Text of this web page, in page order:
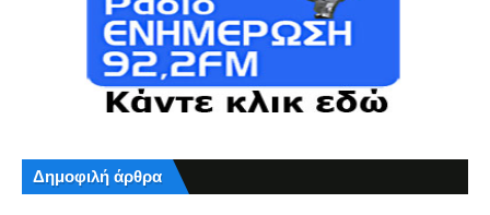
Δημοφιλή άρθρα